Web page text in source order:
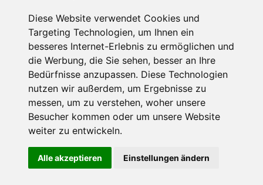
Diese Website verwendet Cookies und
Targeting Technologien, um Ihnen ein
besseres Internet-Erlebnis zu ermöglichen und
die Werbung, die Sie sehen, besser an Ihre
Bedürfnisse anzupassen. Diese Technologien
nutzen wir außerdem, um Ergebnisse zu
messen, um zu verstehen, woher unsere
Besucher kommen oder um unsere Website
weiter zu entwickeln.
Alle akzeptieren Einstellungen ändern
Website
Stolz präsentiert von WordPress
nutzt, gehen wir von deinem Einverständnis aus.